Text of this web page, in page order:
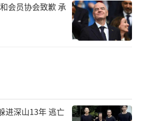
会员协会致歉 承
进深山13年 逃亡